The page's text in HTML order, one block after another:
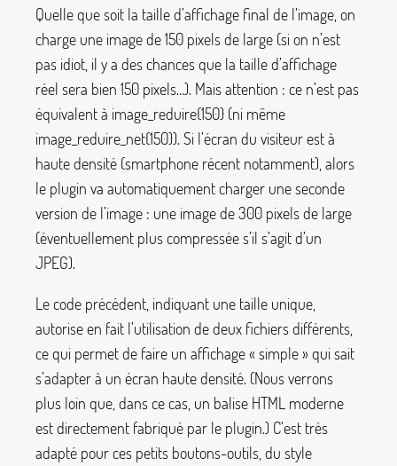
Quelle que soit la taille d’affichage final de l’image, on
charge une image de 150 pixels de large (si on n’est
pas idiot, il y a des chances que la taille d’affichage
réel sera bien 150 pixels…). Mais attention : ce n’est pas
équivalent à image_reduire{150} (ni même
image_reduire_net{150}). Si l’écran du visiteur est à
haute densité (smartphone récent notamment), alors
le plugin va automatiquement charger une seconde
version de l’image : une image de 300 pixels de large
(éventuellement plus compressée s’il s’agit d’un
JPEG).
Le code précédent, indiquant une taille unique,
autorise en fait l’utilisation de deux fichiers différents,
ce qui permet de faire un affichage « simple» qui sait
s’adapter à un écran haute densité. (Nous verrons
plus loin que, dans ce cas, un balise HTML moderne
est directement fabriqué par le plugin.) C’est très
adapté pour ces petits boutons-outils, du style